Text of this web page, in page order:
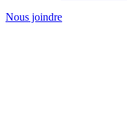
Nous joindre